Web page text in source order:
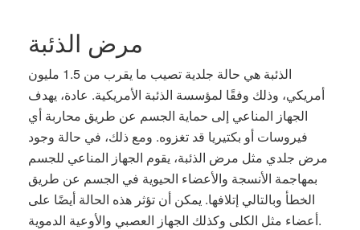
مرض الذئبة
الذئبة هي حالة جلدية تصيب ما يقرب من 1.5 مليون
أمريكي، وذلك وفقًا لمؤسسة الذئبة الأمريكية. عادة، يهدف
الجهاز المناعي إلى حماية الجسم عن طريق محاربة أي
فيروسات أو بكتيريا قد تغزوه. ومع ذلك، في حالة وجود
مرض جلدي مثل مرض الذئبة، يقوم الجهاز المناعي للجسم
بمهاجمة الأنسجة والأعضاء الحيوية في الجسم عن طريق
الخطأ وبالتالي إتلافها. يمكن أن تؤثر هذه الحالة أيضًا على
أعضاء مثل الكلى وكذلك الجهاز العصبي والأوعية الدموية.